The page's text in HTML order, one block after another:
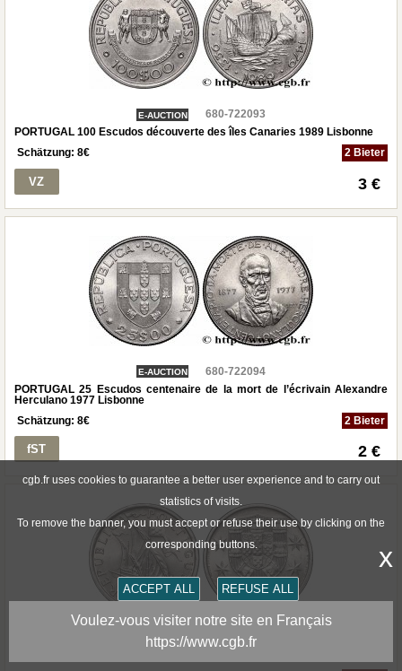
E-AUCTION
680-722093
PORTUGAL 100 Escudos découverte des îles Canaries 1989 Lisbonne
Schätzung: 8€ 2 Bieter
VZ 3 €
E-AUCTION
680-722094
PORTUGAL 25 Escudos centenaire de la mort de l’écrivain Alexandre
Herculano 1977 Lisbonne
Schätzung: 8€ 2 Bieter
fST 2 €
E-AUCTION
680-722095
cgb.fr uses cookies to guarantee a better user experience and to carry out
statistics of visits.
To remove the banner, you must accept or refuse their use by clicking on the
corresponding buttons.
ACCEPT ALL REFUSE ALL
x
Voulez-vous visiter notre site en Français
https://www.cgb.fr